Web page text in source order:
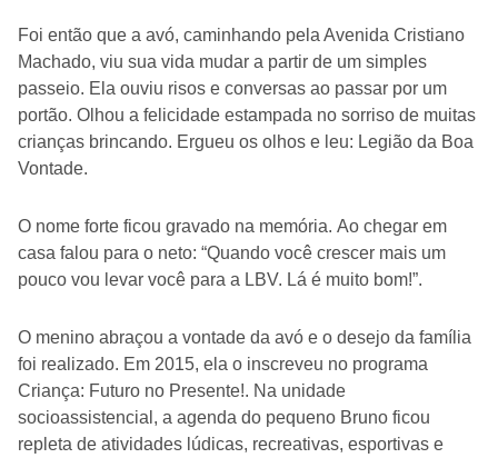
Foi então que a avó, caminhando pela Avenida Cristiano
Machado, viu sua vida mudar a partir de um simples
passeio. Ela ouviu risos e conversas ao passar por um
portão. Olhou a felicidade estampada no sorriso de muitas
crianças brincando. Ergueu os olhos e leu: Legião da Boa
Vontade.
O nome forte ficou gravado na memória. Ao chegar em
casa falou para o neto: “Quando você crescer mais um
pouco vou levar você para a LBV. Lá é muito bom!”.
O menino abraçou a vontade da avó e o desejo da família
foi realizado. Em 2015, ela o inscreveu no programa
Criança: Futuro no Presente!. Na unidade
socioassistencial, a agenda do pequeno Bruno ficou
repleta de atividades lúdicas, recreativas, esportivas e